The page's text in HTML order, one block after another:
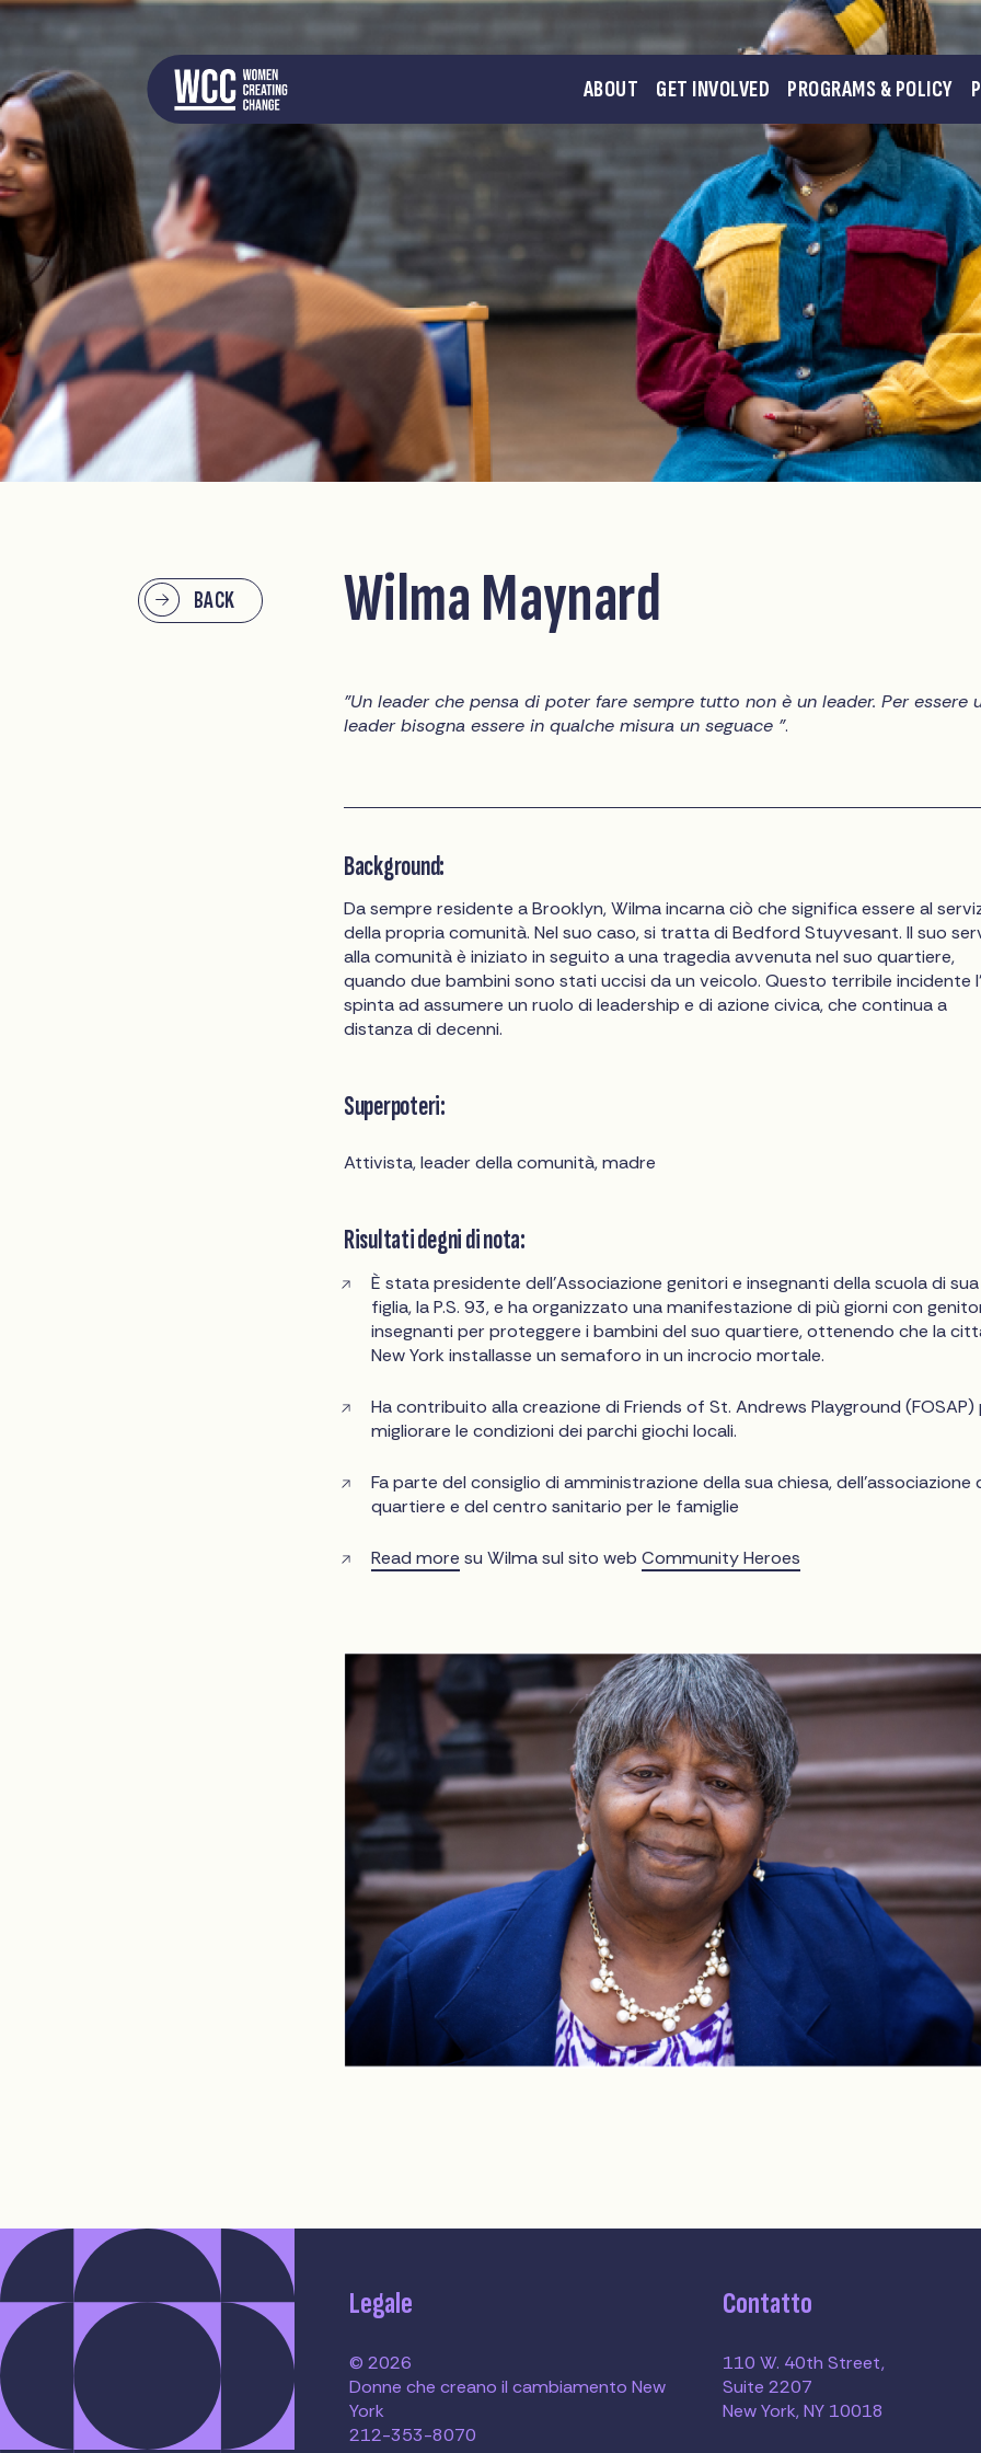
ABOUT GET INVOLVED PROGRAMS & POLICY
BACK Wilma Maynard
"Un leader che pensa di poter fare sempre tutto non è un leader. Per essere
leader bisogna essere in qualche misura un seguace ".
Background:
Da sempre residente a Brooklyn, Wilma incarna ciò che significa essere al
della propria comunità. Nel suo caso, si tratta di Bedford Stuyvesant. Il suo
alla comunità è iniziato in seguito a una tragedia avvenuta nel suo quartiere,
quando due bambini sono stati uccisi da un veicolo. Questo terribile incidente
spinta ad assumere un ruolo di leadership e di azione civica, che continua a
distanza di decenni.
Superpoteri:
Attivista, leader della comunità, madre
Risultati degni di nota:
È stata presidente dell'Associazione genitori e insegnanti della scuola di sua
figlia, la P.S. 93, e ha organizzato una manifestazione di più giorni con
insegnanti per proteggere i bambini del suo quartiere, ottenendo che la
New York installasse un semaforo in un incrocio mortale.
Ha contribuito alla creazione di Friends of St. Andrews Playground (FOSAP)
migliorare le condizioni dei parchi giochi locali.
Fa parte del consiglio di amministrazione della sua chiesa, dell'associazione
quartiere e del centro sanitario per le famiglie
Read more su Wilma sul sito webCommunity Heroes
Legale
© 2026
Donne che creano il cambiamento New
York
212-353-8070
Contatto
110 W. 40th Street,
Suite 2207
New York, NY 10018